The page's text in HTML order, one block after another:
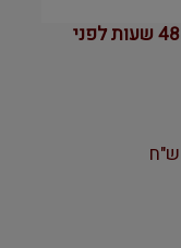
יש להודיע על ביטול ההשתתפות כ- 48 שעות לפני